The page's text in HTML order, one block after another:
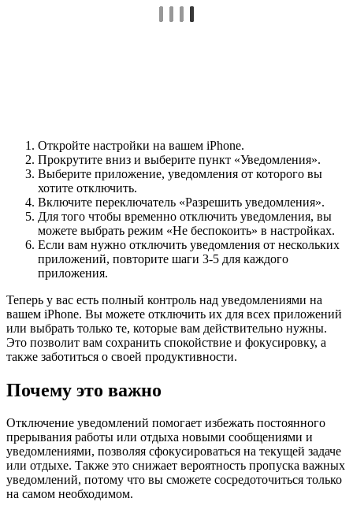
Откройте настройки на вашем iPhone.
Прокрутите вниз и выберите пункт «Уведомления».
Выберите приложение, уведомления от которого вы
хотите отключить.
Включите переключатель «Разрешить уведомления».
Для того чтобы временно отключить уведомления, вы
можете выбрать режим «Не беспокоить» в настройках.
Если вам нужно отключить уведомления от нескольких
приложений, повторите шаги 3-5 для каждого
приложения.
Теперь у вас есть полный контроль над уведомлениями на
вашем iPhone. Вы можете отключить их для всех приложений
или выбрать только те, которые вам действительно нужны.
Это позволит вам сохранить спокойствие и фокусировку, а
также заботиться о своей продуктивности.
Почему это важно
Отключение уведомлений помогает избежать постоянного
прерывания работы или отдыха новыми сообщениями и
уведомлениями, позволяя сфокусироваться на текущей задаче
или отдыхе. Также это снижает вероятность пропуска важных
уведомлений, потому что вы сможете сосредоточиться только
на самом необходимом.